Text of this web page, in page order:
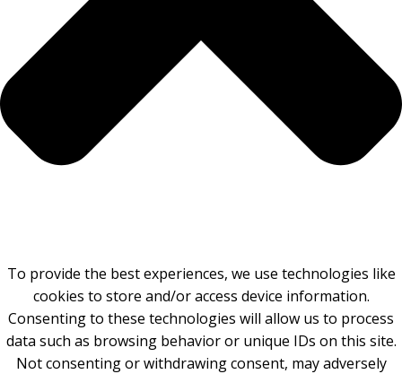
To provide the best experiences, we use technologies like
cookies to store and/or access device information.
Consenting to these technologies will allow us to process
data such as browsing behavior or unique IDs on this site.
Not consenting or withdrawing consent, may adversely